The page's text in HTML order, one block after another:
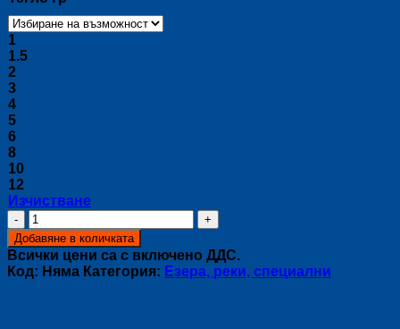
1
1.5
2
3
4
5
6
8
10
12
Изчистване
количество
за
Плувка
MENTA
PISA
Добавяне в количката
Всички цени са с включено ДДС.
Код: Няма Категория: Езера, реки, специални